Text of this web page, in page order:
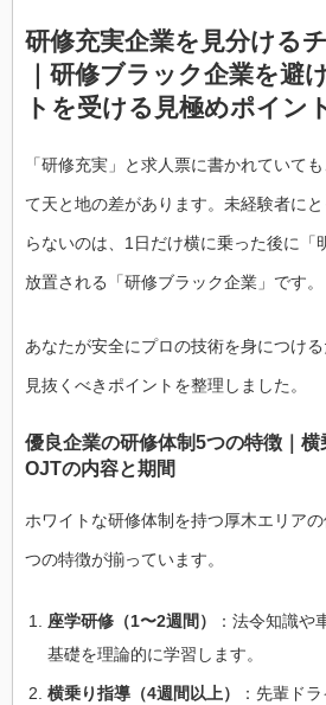
研修充実企業を見分ける
｜研修ブラック企業を避
トを受ける見極めポイン
「研修充実」と求人票に書かれていて
て天と地の差があります。未経験者に
らないのは、1日だけ横に乗った後に「
放置される「研修ブラック企業」です。
あなたが安全にプロの技術を身につけ
見抜くべきポイントを整理しました。
優良企業の研修体制5つの特徴｜横
OJTの内容と期間
ホワイトな研修体制を持つ厚木エリア
つの特徴が揃っています。
座学研修（1〜2週間）
：法令知識や
基礎を理論的に学習します。
横乗り指導（4週間以上）
：先輩ド